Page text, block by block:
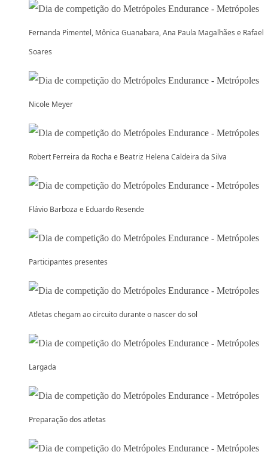
Fernanda Pimentel, Mônica Guanabara, Ana Paula Magalhães e Rafael
Soares
Nicole Meyer
Robert Ferreira da Rocha e Beatriz Helena Caldeira da Silva
Flávio Barboza e Eduardo Resende
Participantes presentes
Atletas chegam ao circuito durante o nascer do sol
Largada
Preparação dos atletas